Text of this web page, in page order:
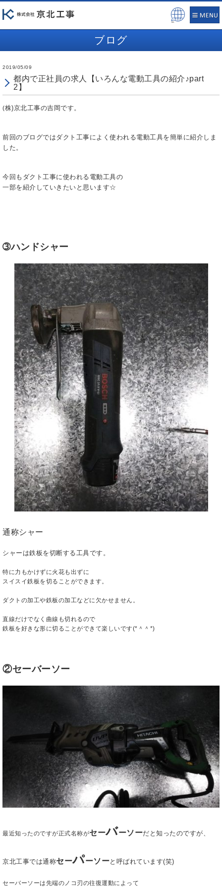
Pow
ブログ
2019/05/09
都内で正社員の求人【いろんな電動工具の紹介♪part
2】
(株)京北工事の吉岡です。
前回のブログではダクト工事によく使われる電動工具を簡単に紹介しま
した。
今回もダクト工事に使われる電動工具の
一部を紹介していきたいと思います☆
➂ハンドシャー
通称シャー
シャーは鉄板を切断する工具です。
特に力もかけずに火花も出ずに
スイスイ鉄板を切ることができます。
ダクトの加工や鉄板の加工などに欠かせません。
直線だけでなく曲線も切れるので
鉄板を好きな形に切ることができて楽しいです(*＾＾*)
②セーバーソー
最近知ったのですが正式名称がセーバーソーだと知ったのですが、
京北工事では通称セーパーソーと呼ばれています(笑)
セーバーソーは先端のノコ刃の往復運動によって